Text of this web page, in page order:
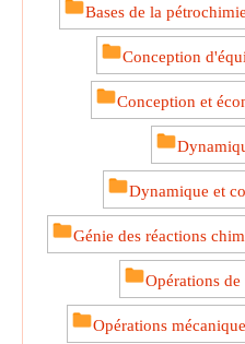
Bases de la pétrochimie
Conception
Conception et
Dynamique et
Génie des réactions
Opérations de
Opérations